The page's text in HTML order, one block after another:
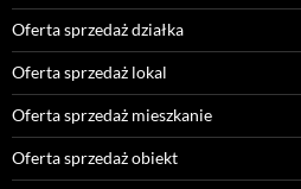
Oferta sprzedaż działka
Oferta sprzedaż lokal
Oferta sprzedaż mieszkanie
Oferta sprzedaż obiekt